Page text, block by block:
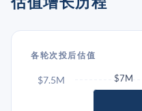
各轮次投后估值
$7M
$7.5M